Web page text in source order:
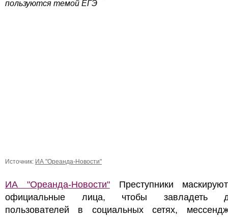
пользуются темой ЕГЭ
Источник: ИА "Ореанда-Новости"
ИА "Ореанда-Новости"Преступники
официальные лица, чтобы завладеть
пользователей в социальных сетях,